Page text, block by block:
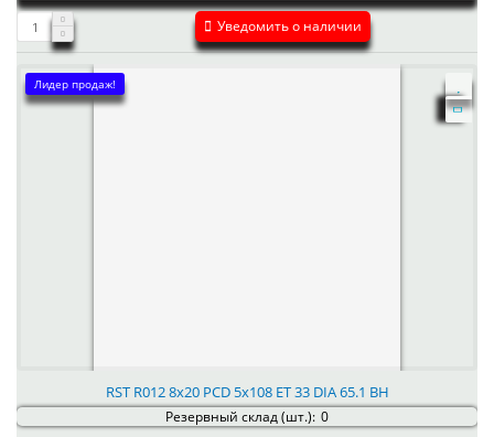
Уведомить о наличии
Лидер продаж!
RST R012 8x20 PCD 5x108 ET 33 DIA 65.1 BH
Резервный склад (шт.): 0